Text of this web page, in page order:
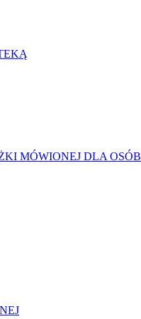
MÓWIONEJ DLA